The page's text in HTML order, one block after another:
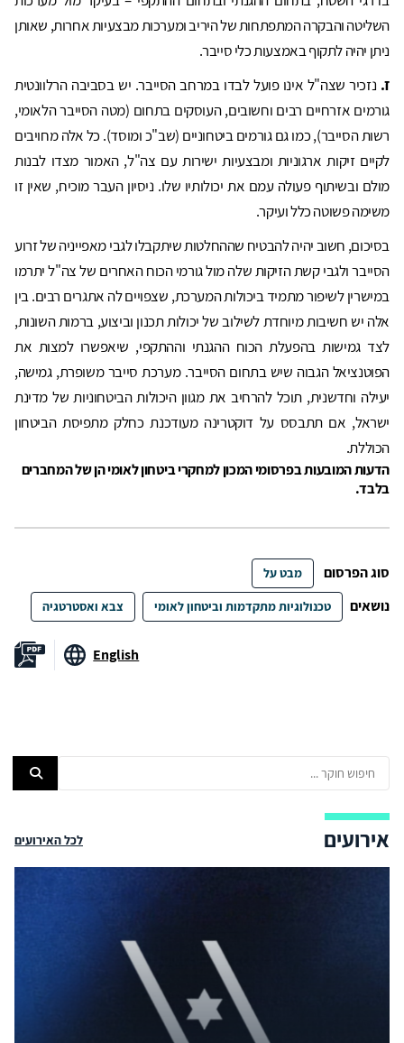
השליטה והבקרה המתפתחות של היריב ומערכות מבצעיות אחרות, שאותן
ניתן יהיה לתקוף באמצעות כלי סייבר.
ז. נזכיר שצה"ל אינו פועל לבדו במרחב הסייבר. יש בסביבה הרלוונטית
גורמים אזרחיים רבים וחשובים, העוסקים בתחום (מטה הסייבר הלאומי,
רשות הסייבר), כמו גם גורמים ביטחוניים (שב"כ ומוסד). כל אלה מחויבים
לקיים זיקות ארגוניות ומבצעיות ישירות עם צה"ל, האמור מצדו לבנות
מולם ובשיתוף פעולה עמם את יכולותיו שלו. ניסיון העבר מוכיח, שאין זו
משימה פשוטה כלל ועיקר.
בסיכום, חשוב יהיה להבטיח שההחלטות שיתקבלו לגבי מאפייניה של זרוע
הסייבר ולגבי קשת הזיקות שלה מול גורמי הכוח האחרים של צה"ל יתרמו
במישרין לשיפור מתמיד ביכולות המערכת, שצפויים לה אתגרים רבים. בין
אלה יש חשיבות מיוחדת לשילוב של יכולות תכנון וביצוע, ברמות השונות,
לצד גמישות בהפעלת הכוח ההגנתי וההתקפי, שיאפשרו למצות את
הפוטנציאל הגבוה שיש בתחום הסייבר. מערכת סייבר משופרת, גמישה,
יעילה וחדשנית, תוכל להרחיב את מגוון היכולות הביטחוניות של מדינת
ישראל, אם תתבסס על דוקטרינה מעודכנת כחלק מתפיסת הביטחון
הכוללת.
הדעות המובעות בפרסומי המכון למחקרי ביטחון לאומי הן של המחברים
בלבד.
סוג הפרסום מבט על
נושאים טכנולוגיות מתקדמות וביטחון לאומי צבא ואסטרטגיה
English
אירועים לכל האירועים